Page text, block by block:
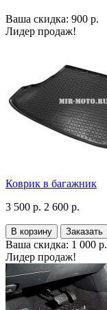
Ваша скидка: 900 р.
Лидер продаж!
Коврик в багажник
3 500 р. 2 600 р.
В корзину Заказать
Ваша скидка: 1 000 р.
Лидер продаж!